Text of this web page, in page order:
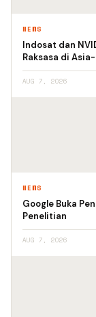
NEWS
Indosat dan
Raksasa di
AUG 7, 2026
NEWS
Google Buka
Penelitian
AUG 7, 2026